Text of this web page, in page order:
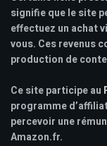
signifie que le site
effectuez un achat
vous. Ces revenus
production de
Ce site participe au
programme
percevoir une
Amazon.fr.